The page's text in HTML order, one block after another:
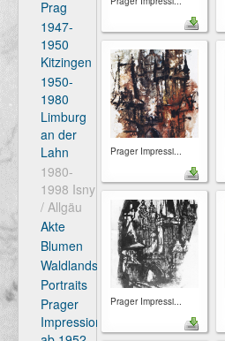
Prag
1947-
1950
Kitzingen
1950-
1980
Limburg
an der
Lahn
1980-
1998 Isny
/ Allgäu
Akte
Blumen
Waldlandschaften
Portraits
Prager
Impressionen
Prager Impressi...
Prager Impressi...